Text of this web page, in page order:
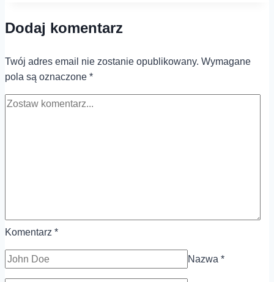
to
Dodaj komentarz
Twój adres email nie zostanie opublikowany. Wymagane
pola są oznaczone *
Komentarz *
Nazwa *